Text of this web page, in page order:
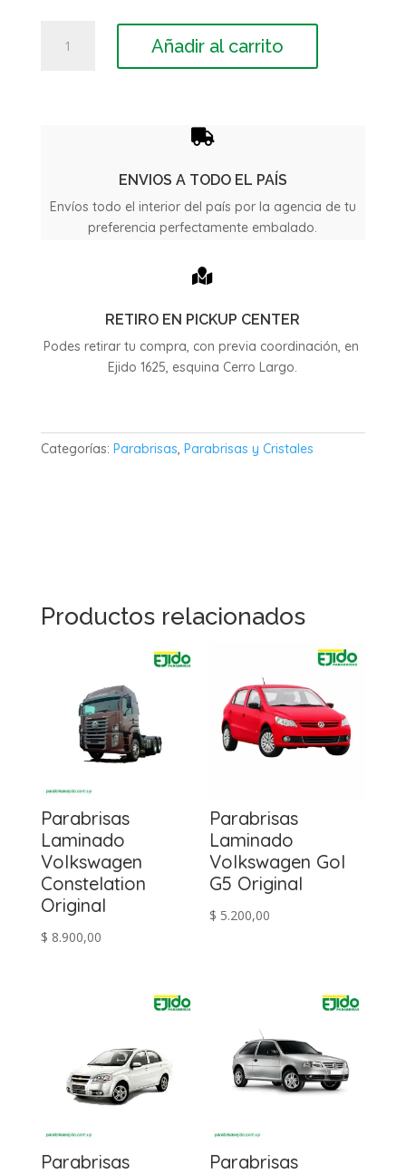
Laminado
Añadir al carrito

ENVIOS A TODO EL PAÍS
Envíos todo el interior del país por la agencia de tu
preferencia perfectamente embalado.

RETIRO EN PICKUP CENTER
Podes retirar tu compra, con previa coordinación, en
Ejido 1625, esquina Cerro Largo.
Categorías: Parabrisas, Parabrisas y Cristales
Productos relacionados
Parabrisas
Laminado
Volkswagen
Constelation
Original
$ 8.900,00
Parabrisas
Laminado
Volkswagen Gol
G5 Original
$ 5.200,00
Parabrisas
Parabrisas